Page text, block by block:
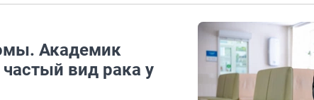
Академик
частый вид рака у